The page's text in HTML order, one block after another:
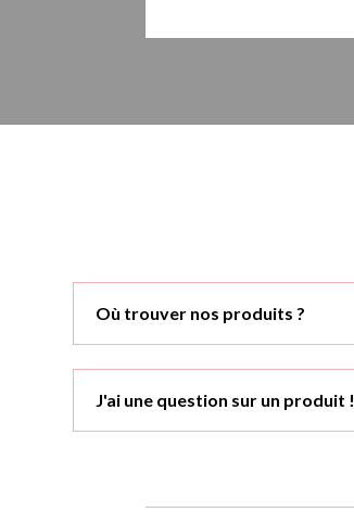
Où trouver nos produits ?
J'ai une question sur un produit !